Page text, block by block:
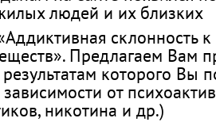
людей и их близких
склонность
Предлагаем Вам
которого Вы
от
никотина и др.)